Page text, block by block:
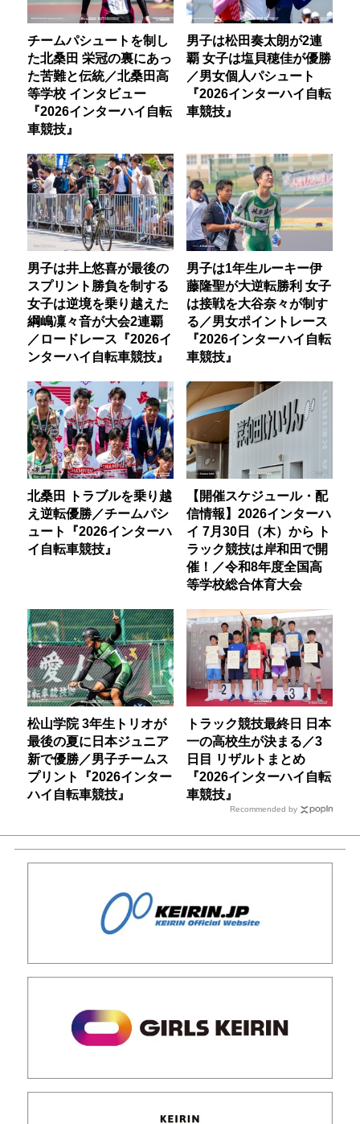
チームパシュートを制し
た北桑田 栄冠の裏にあっ
た苦難と伝統／北桑田高
等学校 インタビュー
『2026インターハイ自転
車競技』
男子は松田奏太朗が2連
覇 女子は塩貝穂佳が優勝
／男女個人パシュート
『2026インターハイ自転
車競技』
男子は井上悠喜が最後の
スプリント勝負を制する
女子は逆境を乗り越えた
綱嶋凜々音が大会2連覇
／ロードレース『2026イ
ンターハイ自転車競技』
男子は1年生ルーキー伊
藤隆聖が大逆転勝利 女子
は接戦を大谷奈々が制す
る／男女ポイントレース
『2026インターハイ自転
車競技』
北桑田 トラブルを乗り越
え逆転優勝／チームパシ
ュート『2026インターハ
イ自転車競技』
【開催スケジュール・配
信情報】2026インターハ
イ 7月30日（木）から ト
ラック競技は岸和田で開
催！／令和8年度全国高
等学校総合体育大会
松山学院 3年生トリオが
最後の夏に日本ジュニア
新で優勝／男子チームス
プリント『2026インター
ハイ自転車競技』
トラック競技最終日 日本
一の高校生が決まる／3
日目 リザルトまとめ
『2026インターハイ自転
車競技』
Recommended by